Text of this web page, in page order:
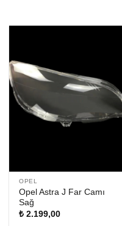
OPEL
Opel Astra J Far Camı
Sağ
₺ 2.199,00